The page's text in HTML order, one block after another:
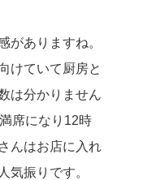
がありますね。
けていて厨房と
は分かりません
席になり12時
んはお店に入れ
気振りです。